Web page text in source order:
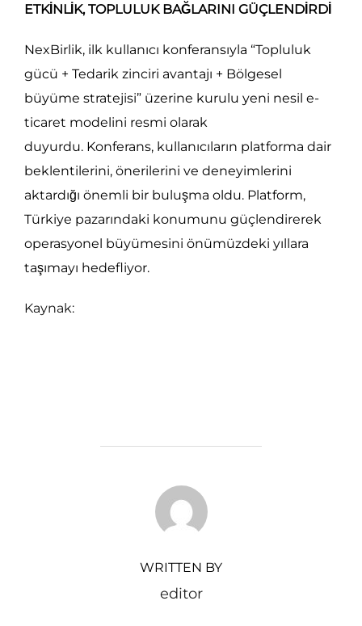
ETKİNLİK, TOPLULUK BAĞLARINI GÜÇLENDİRDİ
NexBirlik, ilk kullanıcı konferansıyla “Topluluk
gücü + Tedarik zinciri avantajı + Bölgesel
büyüme stratejisi” üzerine kurulu yeni nesil e-
ticaret modelini resmi olarak
duyurdu. Konferans, kullanıcıların platforma dair
beklentilerini, önerilerini ve deneyimlerini
aktardığı önemli bir buluşma oldu. Platform,
Türkiye pazarındaki konumunu güçlendirerek
operasyonel büyümesini önümüzdeki yıllara
taşımayı hedefliyor.
Kaynak:
POST AUTHOR
WRITTEN BY
editor